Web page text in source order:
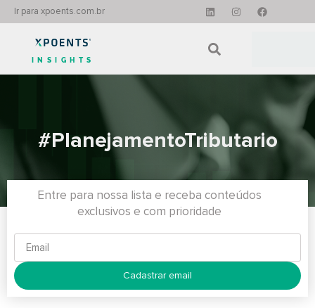
Ir para xpoents.com.br
INSIGHTS
#PlanejamentoTributario
Entre para nossa lista e receba conteúdos
exclusivos e com prioridade
Cadastrar email